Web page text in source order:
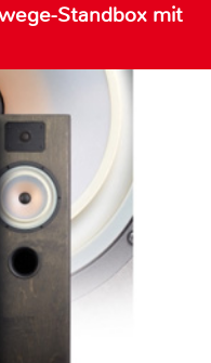
Standbox mit